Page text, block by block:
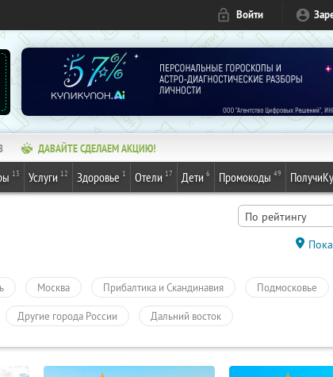
Войти
ДАВАЙТЕ СДЕЛАЕМ АКЦИЮ!
13 Услуги 12 Здоровье 1 Отели 17 Дети 6 Промокоды 49
По рейтингу
Москва Прибалтика и Скандинавия Подмосковье
Другие города России Дальний восток